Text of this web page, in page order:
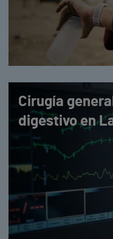
Cirugía
digestivo en